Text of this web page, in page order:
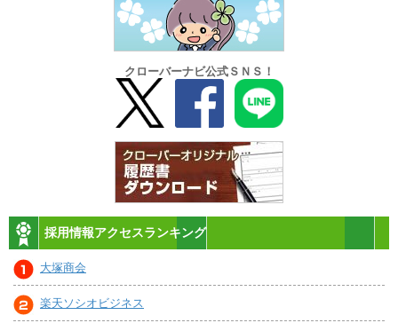
クローバーナビ公式ＳＮＳ！
採用情報アクセスランキング
大塚商会
楽天ソシオビジネス